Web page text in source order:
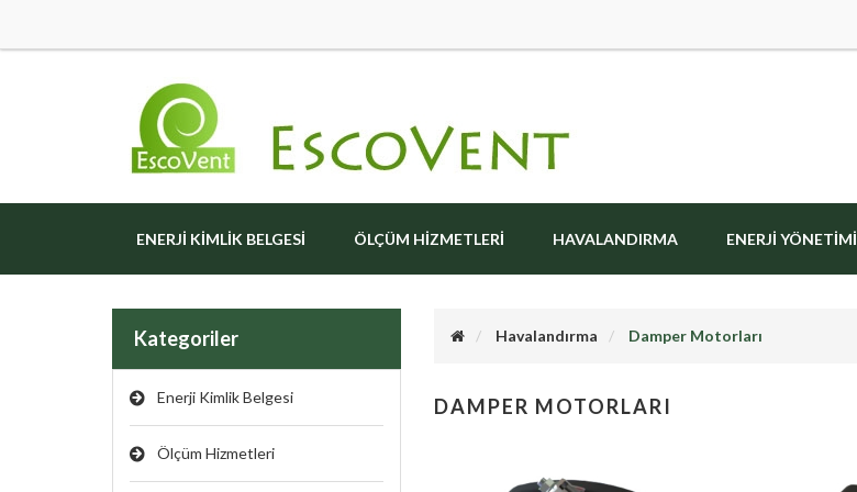
ENERJI KIMLIK BELGESI ÖLÇÜM HIZMETLERI HAVALANDIRMA ENERJI YÖNETIMI
Kategoriler
Enerji Kimlik Belgesi
Ölçüm Hizmetleri
Havalandırma Damper Motorları
DAMPER MOTORLARI